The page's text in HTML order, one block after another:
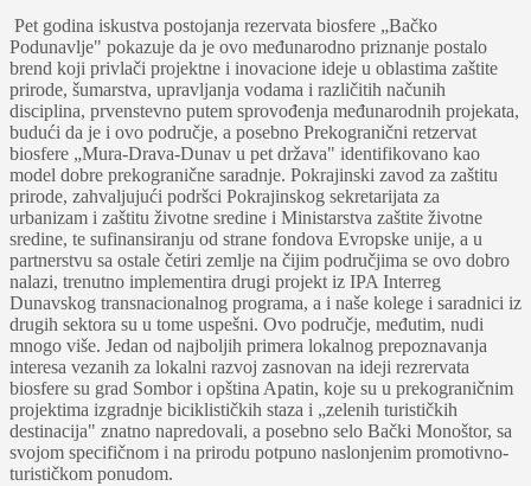
Pet godina iskustva postojanja rezervata biosfere „Bačko
Podunavlјe" pokazuje da je ovo međunarodno priznanje postalo
brend koji privlači projektne i inovacione ideje u oblastima zaštite
prirode, šumarstva, upravlјanja vodama i različitih načunih
disciplina, prvenstevno putem sprovođenja međunarodnih projekata,
budući da je i ovo područje, a posebno Prekogranični retzervat
biosfere „Mura-Drava-Dunav u pet država" identifikovano kao
model dobre prekogranične saradnje. Pokrajinski zavod za zaštitu
prirode, zahvalјujući podršci Pokrajinskog sekretarijata za
urbanizam i zaštitu životne sredine i Ministarstva zaštite životne
sredine, te sufinansiranju od strane fondova Evropske unije, a u
partnerstvu sa ostale četiri zemlјe na čijim područjima se ovo dobro
nalazi, trenutno implementira drugi projekt iz IPA Interreg
Dunavskog transnacionalnog programa, a i naše kolege i saradnici iz
drugih sektora su u tome uspešni. Ovo područje, međutim, nudi
mnogo više. Jedan od najbolјih primera lokalnog prepoznavanja
interesa vezanih za lokalni razvoj zasnovan na ideji rezrervata
biosfere su grad Sombor i opština Apatin, koje su u prekograničnim
projektima izgradnje biciklističkih staza i „zelenih turističkih
destinacija" znatno napredovali, a posebno selo Bački Monoštor, sa
svojom specifičnom i na prirodu potpuno naslonjenim promotivno-
turističkom ponudom.